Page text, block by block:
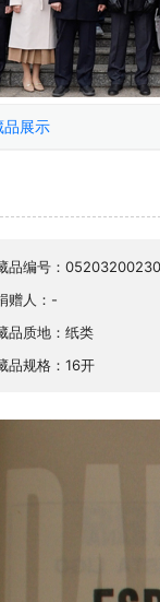
品展示
品编号：
赠人：-
品质地：纸类
品规格：16开